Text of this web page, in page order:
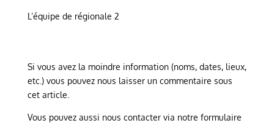
L’équipe de régionale 2
Si vous avez la moindre information (noms, dates, lieux,
etc.) vous pouvez nous laisser un commentaire sous
cet article.
Vous pouvez aussi nous contacter via notre formulaire